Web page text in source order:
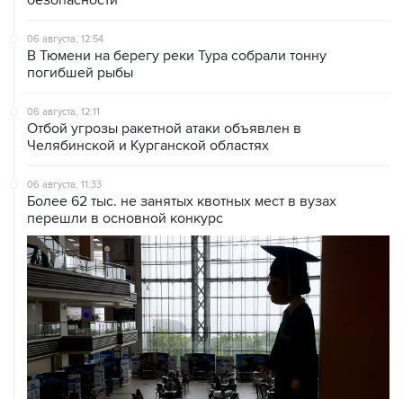
06 августа, 12:54
В Тюмени на берегу реки Тура собрали тонну
погибшей рыбы
06 августа, 12:11
Отбой угрозы ракетной атаки объявлен в
Челябинской и Курганской областях
06 августа, 11:33
Более 62 тыс. не занятых квотных мест в вузах
перешли в основной конкурс